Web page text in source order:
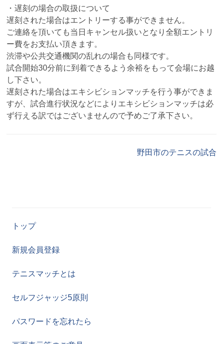
・遅刻の場合の取扱について
遅刻された場合はエントリーする事ができません。
ご連絡を頂いても当日キャンセル扱いとなり全額エントリ
ー費をお支払い頂きます。
渋滞や公共交通機関の乱れの場合も同様です。
試合開始30分前に到着できるよう余裕をもって会場にお越
し下さい。
遅刻された場合はエキシビションマッチを行う事ができま
すが、試合進行状況などによりエキシビションマッチは必
ず行える訳ではございませんので予めご了承下さい。
野田市のテニスの試合
トップ
新規会員登録
テニスマッチとは
セルフジャッジ5原則
パスワードを忘れたら